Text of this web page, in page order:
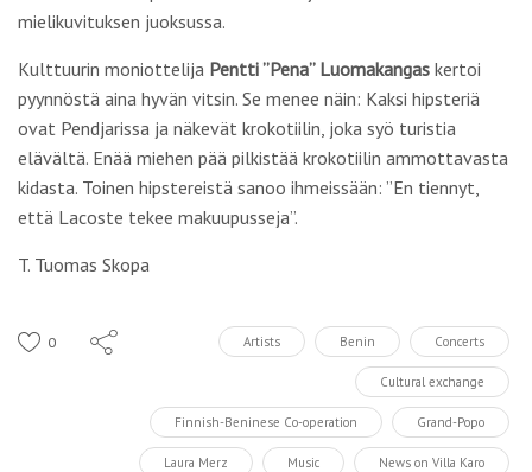
mielikuvituksen juoksussa.
Kulttuurin moniottelija Pentti ”Pena” Luomakangas kertoi
pyynnöstä aina hyvän vitsin. Se menee näin: Kaksi hipsteriä
ovat Pendjarissa ja näkevät krokotiilin, joka syö turistia
elävältä. Enää miehen pää pilkistää krokotiilin ammottavasta
kidasta. Toinen hipstereistä sanoo ihmeissään: ”En tiennyt,
että Lacoste tekee makuupusseja”.
T. Tuomas Skopa
0 Artists Benin Concerts
Cultural exchange
Finnish-Beninese Co-operation Grand-Popo
Laura Merz Music News on Villa Karo